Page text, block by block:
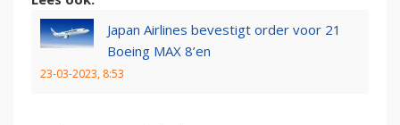
Japan Airlines bevestigt order voor 21
Boeing MAX 8’en
23-03-2023, 8:53